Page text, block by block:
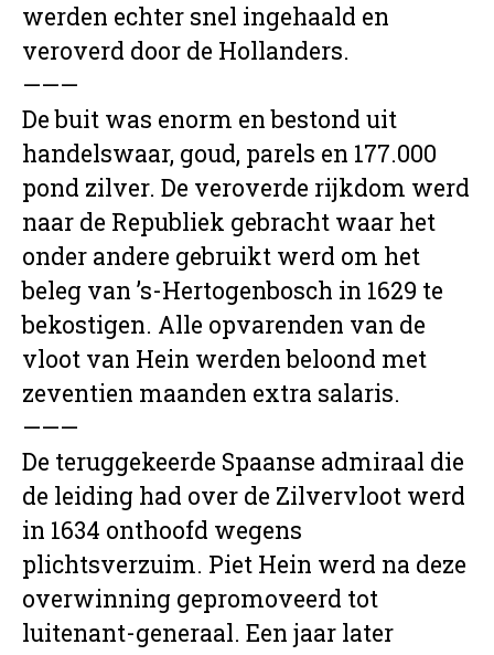
werden echter snel ingehaald en
veroverd door de Hollanders.
———
De buit was enorm en bestond uit
handelswaar, goud, parels en 177.000
pond zilver. De veroverde rijkdom werd
naar de Republiek gebracht waar het
onder andere gebruikt werd om het
beleg van ’s-Hertogenbosch in 1629 te
bekostigen. Alle opvarenden van de
vloot van Hein werden beloond met
zeventien maanden extra salaris.
———
De teruggekeerde Spaanse admiraal die
de leiding had over de Zilvervloot werd
in 1634 onthoofd wegens
plichtsverzuim. Piet Hein werd na deze
overwinning gepromoveerd tot
luitenant-generaal. Een jaar later